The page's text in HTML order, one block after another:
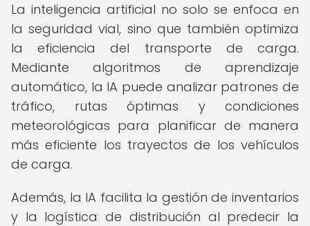
La inteligencia artificial no solo se enfoca en
la seguridad vial, sino que también optimiza
la eficiencia del transporte de carga.
Mediante algoritmos de aprendizaje
automático, la IA puede analizar patrones de
tráfico, rutas óptimas y condiciones
meteorológicas para planificar de manera
más eficiente los trayectos de los vehículos
de carga.
Además, la IA facilita la gestión de inventarios
y la logística de distribución al predecir la